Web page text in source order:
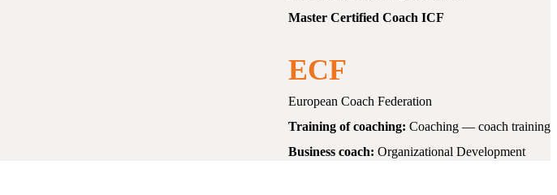
Master Certified Coach ICF
ECF
European Coach Federation
Training of coaching: Coaching — coach training
Business coach: Organizational Development